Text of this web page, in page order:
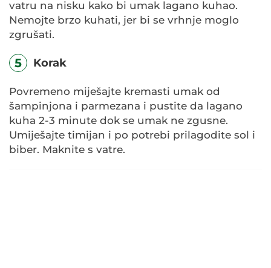
vatru na nisku kako bi umak lagano kuhao.
Nemojte brzo kuhati, jer bi se vrhnje moglo
zgrušati.
5 Korak
Povremeno miješajte kremasti umak od
šampinjona i parmezana i pustite da lagano
kuha 2-3 minute dok se umak ne zgusne.
Umiješajte timijan i po potrebi prilagodite sol i
biber. Maknite s vatre.